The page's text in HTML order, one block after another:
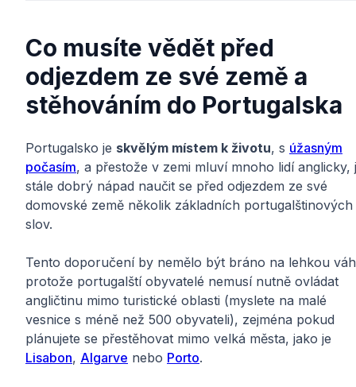
Co musíte vědět před
odjezdem ze své země a
stěhováním do Portugalska
Portugalsko je skvělým místem k životu, s úžasným
počasím, a přestože v zemi mluví mnoho lidí anglicky,
stále dobrý nápad naučit se před odjezdem ze své
domovské země několik základních portugalštinových
slov.
Tento doporučení by nemělo být bráno na lehkou
protože portugalští obyvatelé nemusí nutně ovládat
angličtinu mimo turistické oblasti (myslete na malé
vesnice s méně než 500 obyvateli), zejména pokud
plánujete se přestěhovat mimo velká města, jako je
Lisabon, Algarve nebo Porto.